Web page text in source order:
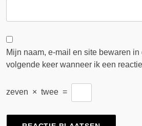
Mijn naam, e-mail en site bewaren
volgende keer wanneer ik een
zeven × twee =